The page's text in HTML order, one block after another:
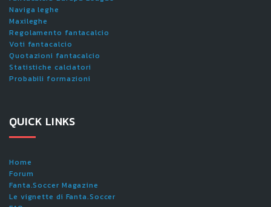
Naviga leghe
Maxileghe
Regolamento fantacalcio
Voti fantacalcio
Quotazioni fantacalcio
Statistiche calciatori
Probabili formazioni
QUICK LINKS
Home
Forum
Fanta.Soccer Magazine
Le vignette di Fanta.Soccer